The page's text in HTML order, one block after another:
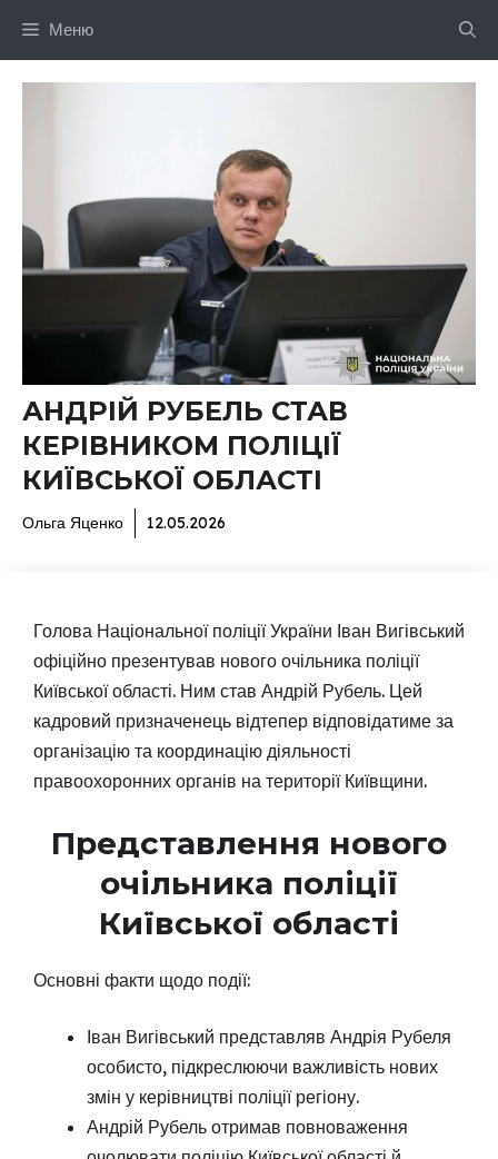
Меню
АНДРІЙ РУБЕЛЬ СТАВ
КЕРІВНИКОМ ПОЛІЦІЇ
КИЇВСЬКОЇ ОБЛАСТІ
Ольга Яценко 12.05.2026
Голова Національної поліції України Іван Вигівський
офіційно презентував нового очільника поліції
Київської області. Ним став Андрій Рубель. Цей
кадровий призначенець відтепер відповідатиме за
організацію та координацію діяльності
правоохоронних органів на території Київщини.
Представлення нового
очільника поліції
Київської області
Основні факти щодо події:
Іван Вигівський представляв Андрія Рубеля
особисто, підкреслюючи важливість нових
змін у керівництві поліції регіону.
Андрій Рубель отримав повноваження